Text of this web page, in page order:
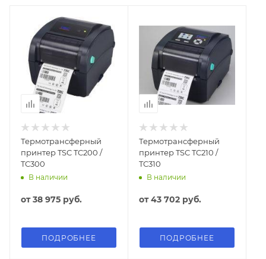
Термотрансферный
принтер TSC TC200 /
TC300
В наличии
от38 975 руб.
ПОДРОБНЕЕ
Термотрансферный
принтер TSC TC210 /
TC310
В наличии
от43 702 руб.
ПОДРОБНЕЕ